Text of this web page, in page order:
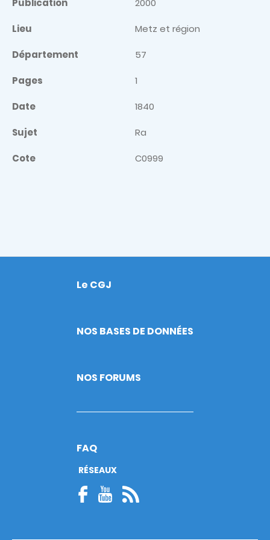
Publication 2000
Lieu Metz et région
Département 57
Pages 1
Date 1840
Sujet Ra
Cote C0999
Footer
Le CGJ
NOS BASES DE DONNÉES
NOS FORUMS
FAQ
RÉSEAUX